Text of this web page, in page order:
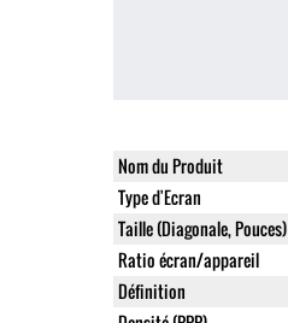
Nom du Produit
Type d'Ecran
Taille (Diagonale, Pouces)
Ratio écran/appareil
Définition